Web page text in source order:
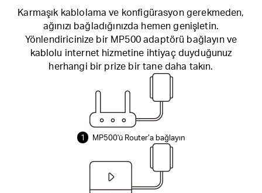
Karmaşık kablolama ve konfigürasyon gerekmeden,
ağınızı bağladığınızda hemen genişletin.
Yönlendiricinize bir MP500 adaptörü bağlayın ve
kablolu internet hizmetine ihtiyaç duyduğunuz
herhangi bir prize bir tane daha takın.
1 MP500'ü Router’a bağlayın